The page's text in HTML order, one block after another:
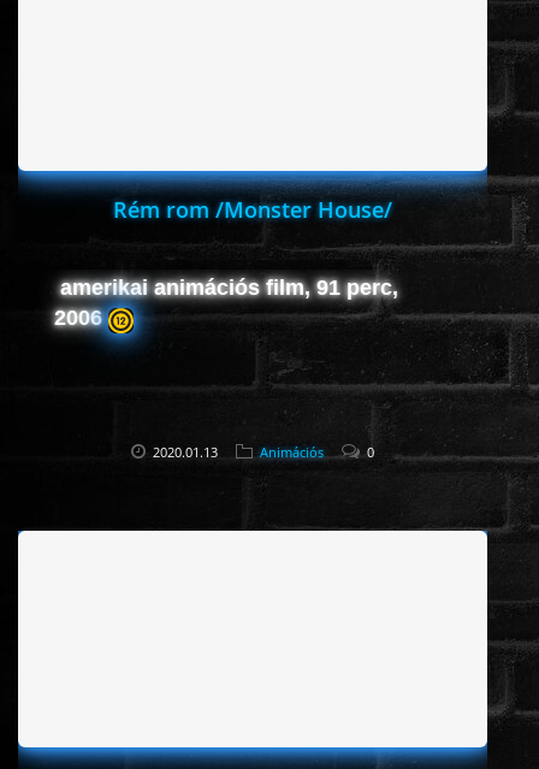
Rém rom /Monster House/
amerikai animációs film, 91 perc,
2006
2020.01.13 Animációs 0